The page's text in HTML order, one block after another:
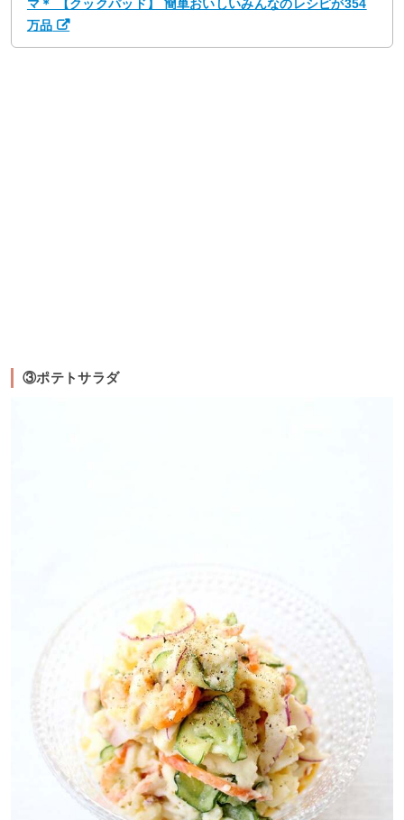
マ＊ 【クックパッド】 簡単おいしいみんなのレシピが354
万品
③ポテトサラダ